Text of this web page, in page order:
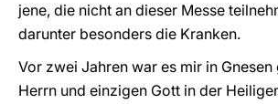
jene, die nicht an dieser Messe
darunter besonders die Kranken.
Vor zwei Jahren war es mir in Gnesen
Herrn und einzigen Gott in der